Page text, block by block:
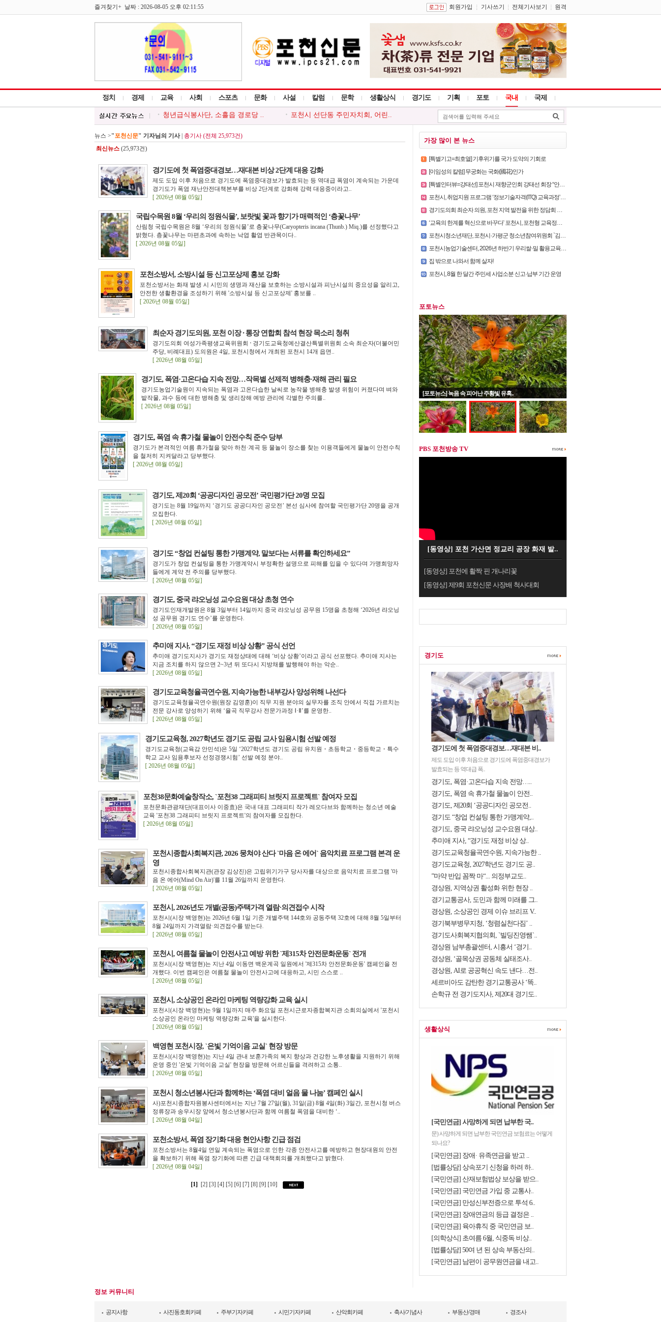
즐겨찾기+ 날짜 : 2026-08-05 오후 02:11:55 회원가입 기사쓰기 전체기사보기 원격
정치 경제 교육 사회 스포츠 문화 사설 칼럼 문학 생활상식 경기도 기획 포토 국내 국제
포천소방서, 소방시설 등 신고포..
포천시종합사회복지관, 2026 뭉..
포천시, 여름철 물놀이 안전사고..
포천시, 소상공인 온라인 마케팅..
백영현 포천시장, `은빛 기억이..
포천시 청소년봉사단과 함께하는..
포천소방서, 폭염 장기화 대응 ..
뉴스 >"포천신문" 기자님의 기사| 총기사 (전체 25,973건)
최신뉴스 (25,973건)
경기도에 첫 폭염중대경보…재대본 비상 2단계 대응 강화
제도 도입 이후 처음으로 경기도에 폭염중대경보가 발효되는 등 역대급 폭염이 계속되는 가운데
경기도가 폭염 재난안전대책본부를 비상 2단계로 강화해 강력 대응중이라고..
[ 2026년 08월 05일]
국립수목원 8월 ‘우리의 정원식물’, 보랏빛 꽃과 향기가 매력적인 ‘층꽃나무’
산림청 국립수목원은 8월 ‘우리의 정원식물’로 층꽃나무(Caryopteris incana (Thunb.) Miq.)를 선정했다고
밝혔다. 층꽃나무는 마편초과에 속하는 낙엽 활엽 반관목이다..
[ 2026년 08월 05일]
포천소방서, 소방시설 등 신고포상제 홍보 강화
포천소방서는 화재 발생 시 시민의 생명과 재산을 보호하는 소방시설과 피난시설의 중요성을 알리고,
안전한 생활환경을 조성하기 위해 '소방시설 등 신고포상제' 홍보를 ..
[ 2026년 08월 05일]
최순자 경기도의원, 포천 이장 ⸱ 통장 연합회 참석 현장 목소리 청취
경기도의회 여성가족평생교육위원회 ⸱ 경기도교육청예산결산특별위원회 소속 최순자(더불어민
주당, 비례대표) 도의원은 4일, 포천시청에서 개최된 포천시 14개 읍면..
[ 2026년 08월 05일]
경기도, 폭염·고온다습 지속 전망…작목별 선제적 병해충·재해 관리 필요
경기도농업기술원이 지속되는 폭염과 고온다습한 날씨로 농작물 병해충 발생 위험이 커졌다며 벼와
밭작물, 과수 등에 대한 병해충 및 생리장해 예방 관리에 각별한 주의를..
[ 2026년 08월 05일]
경기도, 폭염 속 휴가철 물놀이 안전수칙 준수 당부
경기도가 본격적인 여름 휴가철을 맞아 하천·계곡 등 물놀이 장소를 찾는 이용객들에게 물놀이 안전수칙
을 철저히 지켜달라고 당부했다.
[ 2026년 08월 05일]
경기도, 제20회 ‘공공디자인 공모전’ 국민평가단 20명 모집
경기도는 8월 19일까지 ‘경기도 공공디자인 공모전’ 본선 심사에 참여할 국민평가단 20명을 공개
모집한다.
[ 2026년 08월 05일]
경기도 “창업 컨설팅 통한 가맹계약, 말보다는 서류를 확인하세요”
경기도가 창업 컨설팅을 통한 가맹계약시 부정확한 설명으로 피해를 입을 수 있다며 가맹희망자
들에게 계약 전 주의를 당부했다.
[ 2026년 08월 05일]
경기도, 중국 랴오닝성 교수요원 대상 초청 연수
경기도인재개발원은 8월 3일부터 14일까지 중국 랴오닝성 공무원 15명을 초청해 ‘2026년 랴오닝
성 공무원 경기도 연수’를 운영한다.
[ 2026년 08월 05일]
추미애 지사, “경기도 재정 비상 상황” 공식 선언
추미애 경기도지사가 경기도 재정상태에 대해 ‘비상 상황’이라고 공식 선포했다. 추미애 지사는
지금 조치를 하지 않으면 2~3년 뒤 또다시 지방채를 발행해야 하는 악순..
[ 2026년 08월 05일]
경기도교육청율곡연수원, 지속가능한 내부강사 양성위해 나선다
경기도교육청율곡연수원(원장 김영훈)이 직무 지원 분야의 실무자를 조직 안에서 직접 가르치는
전문 강사로 양성하기 위해 ‘율곡 직무강사 전문가과정 Ⅰ·Ⅱ’를 운영한..
[ 2026년 08월 05일]
경기도교육청, 2027학년도 경기도 공립 교사 임용시험 선발 예정
경기도교육청(교육감 안민석)은 5일 ‘2027학년도 경기도 공립 유치원・초등학교・중등학교・특수
학교 교사 임용후보자 선정경쟁시험’ 선발 예정 분야..
[ 2026년 08월 05일]
포천38문화예술창작소, `포천38 그래피티 브릿지 프로젝트` 참여자 모집
포천문화관광재단(대표이사 이중효)은 국내 대표 그래피티 작가 레오다브와 함께하는 청소년 예술
교육 '포천38 그래피티 브릿지 프로젝트'의 참여자를 모집한다.
[ 2026년 08월 05일]
포천시종합사회복지관, 2026 뭉쳐야 산다 `마음 온 에어` 음악치료 프로그램 본격 운
영
포천시종합사회복지관(관장 김상진)은 고립위기가구 당사자를 대상으로 음악치료 프로그램 '마
음 온 에어(Mind On Air)'를 11월 26일까지 운영한다.
[ 2026년 08월 05일]
포천시, 2026년도 개별(공동)주택가격 열람·의견접수 시작
포천시(시장 백영현)는 2026년 6월 1일 기준 개별주택 144호와 공동주택 32호에 대해 8월 5일부터
8월 24일까지 가격열람·의견접수를 받는다.
[ 2026년 08월 05일]
포천시, 여름철 물놀이 안전사고 예방 위한 `제315차 안전문화운동` 전개
포천시(시장 백영현)는 지난 4일 이동면 백운계곡 일원에서 '제315차 안전문화운동' 캠페인을 전
개했다. 이번 캠페인은 여름철 물놀이 안전사고에 대응하고, 시민 스스로 ..
[ 2026년 08월 05일]
포천시, 소상공인 온라인 마케팅 역량강화 교육 실시
포천시(시장 백영현)는 9월 1일까지 매주 화요일 포천시근로자종합복지관 소회의실에서 '포천시
소상공인 온라인 마케팅 역량강화 교육'을 실시한다.
[ 2026년 08월 05일]
백영현 포천시장, `은빛 기억이음 교실` 현장 방문
포천시(시장 백영현)는 지난 4일 관내 보훈가족의 복지 향상과 건강한 노후생활을 지원하기 위해
운영 중인 '은빛 기억이음 교실' 현장을 방문해 어르신들을 격려하고 소통..
[ 2026년 08월 05일]
포천시 청소년봉사단과 함께하는 ‘폭염 대비 얼음 물 나눔’ 캠페인 실시
사)포천시종합자원봉사센터에서는 지난 7월 27일(월), 31일(금) 8월 4일(화) 3일간, 포천시청 버스
정류장과 송우시장 앞에서 청소년봉사단과 함께 여름철 폭염을 대비한 ‘..
[ 2026년 08월 04일]
포천소방서, 폭염 장기화 대응 현안사항 긴급 점검
포천소방서는 8월4일 연일 계속되는 폭염으로 인한 각종 안전사고를 예방하고 현장대원의 안전
을 확보하기 위해 폭염 장기화에 따른 긴급 대책회의를 개최했다고 밝혔다.
[ 2026년 08월 04일]
[1] [2] [3] [4] [5] [6] [7] [8] [9] [10]
가장 많이 본 뉴스
[특별기고=최호열] 기후위기를 국가 도약의 기회로
[이임성의 칼럼] 무궁화는 국화(國花)인가
[특별인터뷰=강태선] 포천시 재향군인회 강태선 회장 “안보의식 확립과 지역사회 봉사로 신뢰받는 향군 만..
포천시, 취업지원 프로그램 ‘정보기술자격(ITQ) 교육과정’ 운영
경기도의회 최순자 의원, 포천 지역 발전을 위한 정담회 개최
‘교육의 한계를 혁신으로 바꾸다’ 포천시, 포천형 교육정책 성과… 교육혁신선도지역 도전
포천시청소년재단, 포천시·가평군 청소년참여위원회 `김용태 국회의원과의 정책간담회` 개최
포천시농업기술센터, 2026년 하반기 우리쌀·밀 활용교육 교육생 모집
집 밖으로 나와서 함께 살자!
포천시, 8월 한 달간 주민세 사업소분 신고·납부 기간 운영
포토뉴스
[포토뉴스] 녹음 속 피어난 주황빛 유혹..
PBS 포천방송 TV
[동영상] 포천 가산면 정교리 공장 화재 발..
[동영상] 포천에 활짝 핀 개나리꽃
[동영상] 제9회 포천신문 사장배 척사대회
경기도
경기도에 첫 폭염중대경보…재대본 비..
제도 도입 이후 처음으로 경기도에 폭염중대경보가
발효되는 등 역대급 폭..
경기도, 폭염·고온다습 지속 전망…..
경기도, 폭염 속 휴가철 물놀이 안전..
경기도, 제20회 ‘공공디자인 공모전..
경기도 “창업 컨설팅 통한 가맹계약,..
경기도, 중국 랴오닝성 교수요원 대상..
추미애 지사, “경기도 재정 비상 상..
경기도교육청율곡연수원, 지속가능한 ..
경기도교육청, 2027학년도 경기도 공..
”마약 반입 꼼짝 마“... 의정부교도..
경상원, 지역상권 활성화 위한 현장 ..
경기교통공사, 도민과 함께 미래를 그..
경상원, 소상공인 경제 이슈 브리프 V..
경기북부병무지청, ‘청렴실천다짐’ ..
경기도사회복지협의회, `빌딩진영쌤`..
경상원 남부총괄센터, 시흥서 ‘경기..
경상원, ‘골목상권 공동체 실태조사..
경상원, AI로 공공혁신 속도 낸다…전..
세르비아도 감탄한 경기교통공사 ‘똑..
손학규 전 경기도지사, 제20대 경기도..
생활상식
[국민연금] 사망하게 되면 납부한 국..
문) 사망하게 되면 납부한 국민연금 보험료는 어떻게
되나요?
[국민연금] 장애· 유족연금을 받고 ..
[법률상담] 상속포기 신청을 하려 하..
[국민연금] 산재보험법상 보상을 받으..
[국민연금] 국민연금 가입 중 교통사..
[국민연금] 만성신부전증으로 투석 6..
[국민연금] 장애연금의 등급 결정은 ..
[국민연금] 육아휴직 중 국민연금 보..
[의학상식] 초여름 6월, 식중독 비상..
[법률상담] 50여 년 된 상속 부동산의..
[국민연금] 남편이 공무원연금을 내고..
정보 커뮤니티
공지사항 사진동호회카페 주부기자카페 시민기자카페 산악회카페 축사/기념사 부동산/경매
경조사